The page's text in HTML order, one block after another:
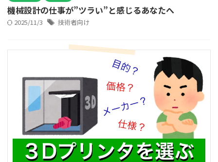
機械設計の仕事が”ツラい”と感じるあなたへ
2025/11/3 技術者向け